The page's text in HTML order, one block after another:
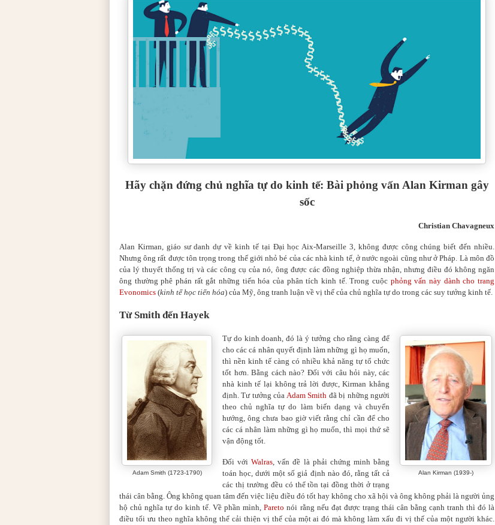
Hãy chặn đứng chủ nghĩa tự do kinh tế: Bài phỏng vấn Alan Kirman gây
sốc
Christian Chavagneux
Alan Kirman, giáo sư danh dự về kinh tế tại Đại học Aix-Marseille 3, không được công chúng biết đến nhiều.
Nhưng ông rất được tôn trọng trong thế giới nhỏ bé của các nhà kinh tế, ở nước ngoài cũng như ở Pháp. Là môn đồ
của lý thuyết thống trị và các công cụ của nó, ông được các đồng nghiệp thừa nhận, nhưng điều đó không ngăn
ông thường phê phán rất gắt những tiến hóa của phân tích kinh tế. Trong cuộc phỏng vấn này dành cho trang
Evonomics (kinh tế học tiến hóa) của Mỹ, ông tranh luận về vị thế của chủ nghĩa tự do trong các suy tưởng kinh tế.
Từ Smith đến Hayek
Adam Smith (1723-1790) Alan Kirman (1939-)
Tự do kinh doanh, đó là ý tưởng cho rằng càng để
cho các cá nhân quyết định làm những gì họ muốn,
thì nền kinh tế càng có nhiều khả năng tự tổ chức
tốt hơn. Bằng cách nào? Đối với câu hỏi này, các
nhà kinh tế lại không trả lời được, Kirman khẳng
định. Tư tưởng của Adam Smith đã bị những người
theo chủ nghĩa tự do làm biến dạng và chuyển
hướng, ông chưa bao giờ viết rằng chỉ cần để cho
các cá nhân làm những gì họ muốn, thì mọi thứ sẽ
vận động tốt.
Đối vớiWalras, vấn đề là phải chứng minh bằng
toán học, dưới một số giả định nào đó, rằng tất cả
các thị trường đều có thể tồn tại đồng thời ở trạng
thái cân bằng. Ông không quan tâm đến việc liệu điều đó tốt hay không cho xã hội và ông không phải là người ủng
hộ chủ nghĩa tự do kinh tế. Về phần mình,Pareto nói rằng nếu đạt được trạng thái cân bằng cạnh tranh thì đó là
điều tối ưu theo nghĩa không thể cải thiện vị thế của một ai đó mà không làm xấu đi vị thế của một người khác.